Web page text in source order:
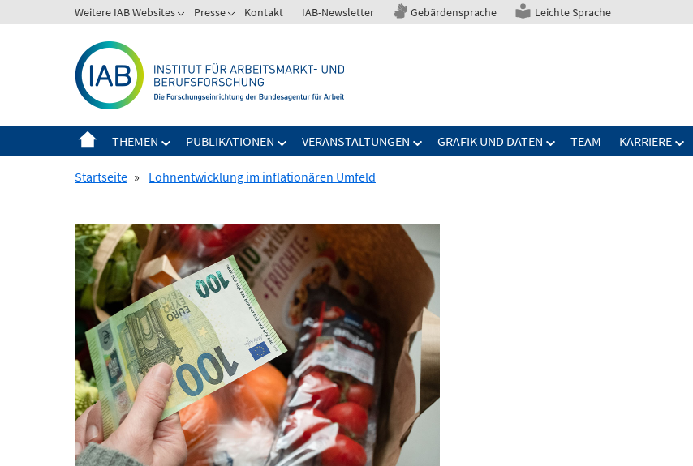
zum
Weitere IAB Websites Presse Kontakt IAB-Newsletter Gebärdensprache Leichte Sprache
THEMEN PUBLIKATIONEN VERANSTALTUNGEN GRAFIK UND DATEN TEAM KARRIERE
Startseite » Lohnentwicklung im inflationären Umfeld